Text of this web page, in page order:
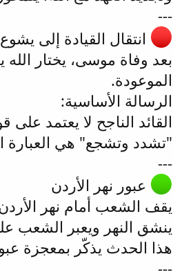
---
انتقال القيادة إلى يشوع
بعد وفاة موسى، يختار
الموعودة.
الرسالة الأساسية:
القائد الناجح لا يعتمد
"تشدد وتشجع" هي العبارة
---
عبور نهر الأردن
يقف الشعب أمام نهر
ينشق النهر ويعبر الشعب
هذا الحدث يذكّر بمعجزة
---